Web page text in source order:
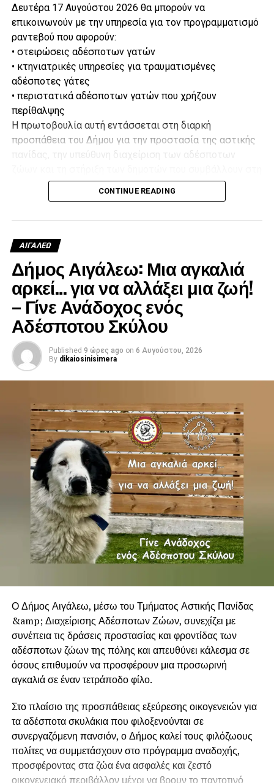
Δευτέρα 17 Αυγούστου 2026 θα μπορούν να
επικοινωνούν με την υπηρεσία για τον προγραμματισμό
ραντεβού που αφορούν:
• στειρώσεις αδέσποτων γατών
• κτηνιατρικές υπηρεσίες για τραυματισμένες
αδέσποτες γάτες
• περιστατικά αδέσποτων γατών που χρήζουν
περίθαλψης
Η πρωτοβουλία αυτή εντάσσεται στη διαρκή
προσπάθεια του Δήμου για την προστασία της αστικής
φροντίδα τους.
Για πληροφορίες και προγραμματισμό ραντεβού, οι
210 5316398
d.adespota@egaleo.gr
CONTINUE READING
ΑΙΓΑΛΕΩ
Δήμος Αιγάλεω: Μια αγκαλιά
αρκεί… για να αλλάξει μια ζωή!
– Γίνε Ανάδοχος ενός
Αδέσποτου Σκύλου
Published 9 ώρες ago on 6 Αυγούστου, 2026
By dikaiosinisimera
Ο Δήμος Αιγάλεω, μέσω του Τμήματος Αστικής Πανίδας
&amp; Διαχείρισης Αδέσποτων Ζώων, συνεχίζει με
συνέπεια τις δράσεις προστασίας και φροντίδας των
αδέσποτων ζώων της πόλης και απευθύνει κάλεσμα σε
όσους επιθυμούν να προσφέρουν μια προσωρινή
αγκαλιά σε έναν τετράποδο φίλο.
Στο πλαίσιο της προσπάθειας εξεύρεσης οικογενειών για
τα αδέσποτα σκυλάκια που φιλοξενούνται σε
συνεργαζόμενη πανσιόν, ο Δήμος καλεί τους φιλόζωους
πολίτες να συμμετάσχουν στο πρόγραμμα αναδοχής,
προσφέροντας στα ζώα ένα ασφαλές και ζεστό
οικογενειακό περιβάλλον μέχρι να βρουν το παντοτινό